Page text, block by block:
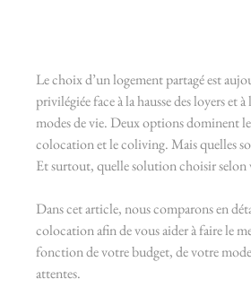
Le choix d’un logement partagé est
privilégiée face à la hausse des loyers et
modes de vie. Deux options dominent
colocation et le coliving. Mais quelles
Et surtout, quelle solution choisir selon
Dans cet article, nous comparons en
colocation afin de vous aider à faire le
fonction de votre budget, de votre
attentes.